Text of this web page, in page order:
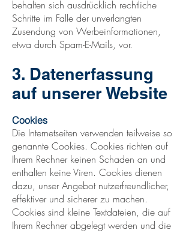
behalten sich ausdrücklich rechtliche
Schritte im Falle der unverlangten
Zusendung von Werbeinformationen,
etwa durch Spam-E-Mails, vor.
3. Datenerfassung
auf unserer Website
Cookies
Die Internetseiten verwenden teilweise so
genannte Cookies. Cookies richten auf
Ihrem Rechner keinen Schaden an und
enthalten keine Viren. Cookies dienen
dazu, unser Angebot nutzerfreundlicher,
effektiver und sicherer zu machen.
Cookies sind kleine Textdateien, die auf
Ihrem Rechner abgelegt werden und die